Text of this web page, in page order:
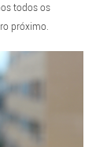
todos os
próximo.